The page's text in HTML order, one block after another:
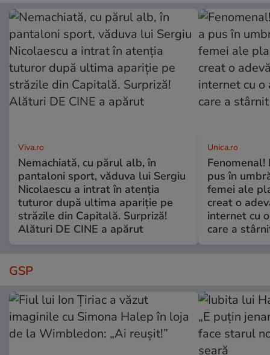
Viva.ro
Nemachiată, cu părul alb, în
pantaloni sport, văduva lui Sergiu
Nicolaescu a intrat în atenția
tuturor după ultima apariție pe
străzile din Capitală. Surpriză!
Alături DE CINE a apărut
Unica.ro
pus în
femei ale
creat o
internet cu
care a
GSP